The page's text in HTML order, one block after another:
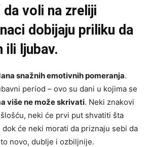
voli na zreliji
dobijaju priliku da
ili ljubav.
snažnih emotivnih pomeranja.
period – ovo su dani u kojima se
više ne može skrivati. Neki znakovi
neki će prvi put shvatiti šta
će neki morati da priznaju sebi da
novo, dublje i ozbiljnije.